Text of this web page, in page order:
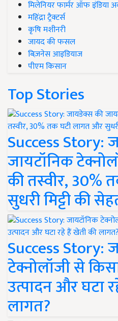
मिलेनियर फार्मर ऑफ इंडिया
महिंद्रा ट्रैक्टर्स
कृषि मशीनरी
जायद की फसल
बिज़नेस आइडियाज
पीएम किसान
Top Stories
Success Story:
जायटॉनिक
की तस्वीर, 30%
सुधरी मिट्टी की
Success Story:
टेक्नोलॉजी से
उत्पादन और घटा
लागत?